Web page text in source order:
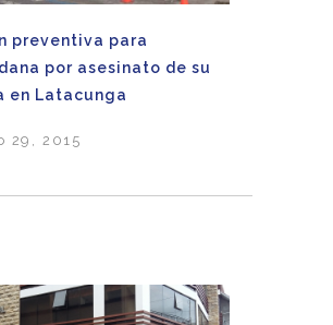
preventiva para
por asesinato de su
en Latacunga
29, 2015